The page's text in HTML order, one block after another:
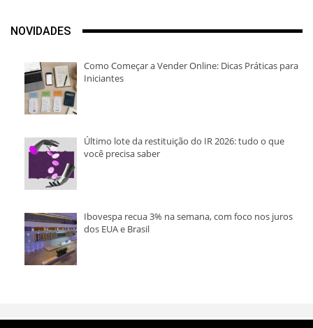
NOVIDADES
Como Começar a Vender Online: Dicas Práticas para
Iniciantes
Último lote da restituição do IR 2026: tudo o que
você precisa saber
Ibovespa recua 3% na semana, com foco nos juros
dos EUA e Brasil